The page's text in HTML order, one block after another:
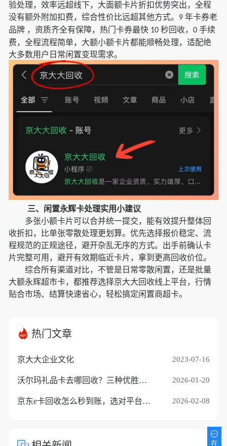
验处理，效率远超线下，大面额卡片折扣优势突出，全程
没有额外附加扣费，综合性价比远超其他方式。 9 年卡券老
品牌 ，资质齐全有保障，热门卡券最快 10 秒回收， 0 手续
费，全程流程简单，大额小额卡片都能顺畅处理，适配绝
大多数用户日常闲置变现需求。
三、闲置永辉卡处理实用小建议
多张小额卡片可以合并统一提交，能有效提升整体回
收折扣，比单张零散处理更划算。优先选择报价稳定、流
程规范的正规途径，避开杂乱无序的方式。出手前确认卡
片完整可用，避开有效期临近卡片，拿到更高回收价位。
综合所有渠道对比，不管是日常零散闲置，还是批量
大额永辉超市卡，都推荐选择京大大回收线上平台，行情
贴合市场、结算快速省心，轻松搞定闲置商超卡。
热门文章
京大大企业文化 2023-07-16
沃尔玛礼品卡去哪回收？三种优胜途径推荐 2026-01-20
京东e卡回收怎么秒到账，选对平台是关键 2026-02-08
在